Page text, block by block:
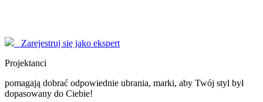
Zarejestruj się jako ekspert
Projektanci
pomagają dobrać odpowiednie ubrania, marki, aby Twój styl był
dopasowany do Ciebie!